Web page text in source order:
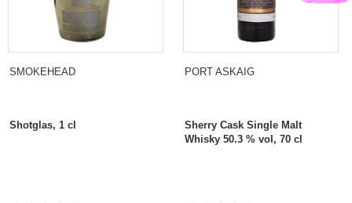
SMOKEHEAD
Shotglas, 1 cl
PORT ASKAIG
Sherry Cask Single Malt
Whisky 50.3 % vol, 70 cl